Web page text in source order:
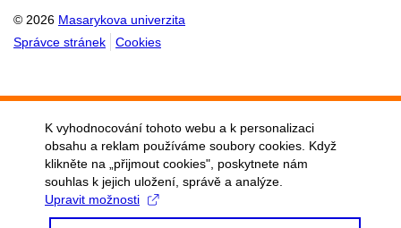
© 2026 Masarykova univerzita
Správce stránek
Cookies
K vyhodnocování tohoto webu a k personalizaci
obsahu a reklam používáme soubory cookies. Když
klikněte na „přijmout cookies", poskytnete nám
souhlas k jejich uložení, správě a analýze.
Upravit možnosti